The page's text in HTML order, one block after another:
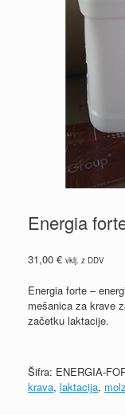
Energia
31,00 € vklj. z DDV
Energia forte –
mešanica za krave
začetku laktacije.
Šifra: ENERGIA-
krava, laktacija,